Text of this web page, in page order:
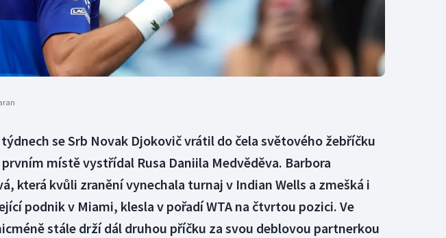
Gymnastika Plážový volejbal
se Srb Novak Djokovič vrátil do čela světového žebříčku
prvním místě vystřídal Rusa Daniila Medvěděva. Barbora
která kvůli zranění vynechala turnaj v Indian Wells a zmešká i
podnik v Miami, klesla v pořadí WTA na čtvrtou pozici. Ve
stále drží dál druhou příčku za svou deblovou partnerkou